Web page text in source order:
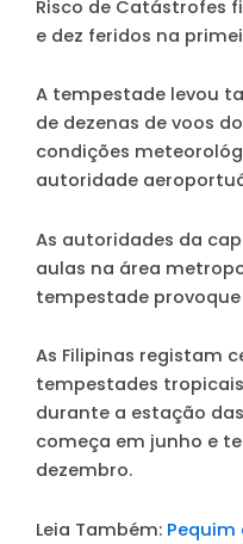
Risco de Catástrofes
e dez feridos na
A tempestade levou
de dezenas de voos
condições
autoridade
As autoridades da
aulas na área
tempestade
As Filipinas registam
tempestades
durante a estação
começa em junho e
dezembro.
Leia Também: Pequim